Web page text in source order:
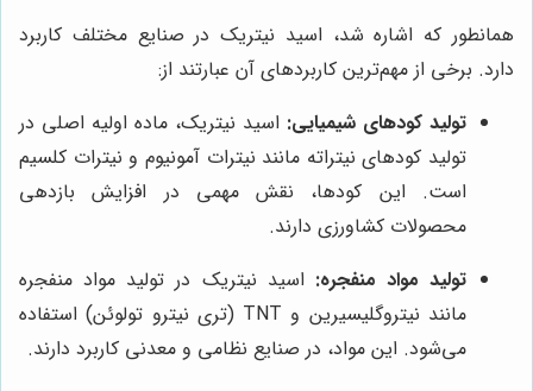
همانطور که اشاره شد، اسید نیتریک در صنایع مختلف کاربرد
دارد. برخی از مهم‌ترین کاربردهای آن عبارتند از:
تولید کودهای شیمیایی: اسید نیتریک، ماده اولیه اصلی در
تولید کودهای نیتراته مانند نیترات آمونیوم و نیترات کلسیم
است. این کودها، نقش مهمی در افزایش بازدهی
محصولات کشاورزی دارند.
تولید مواد منفجره: اسید نیتریک در تولید مواد منفجره
مانند نیتروگلیسیرین و TNT (تری نیترو تولوئن) استفاده
می‌شود. این مواد، در صنایع نظامی و معدنی کاربرد دارند.